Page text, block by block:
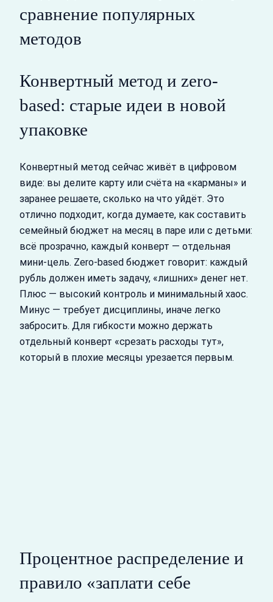
сравнение популярных
методов
Конвертный метод и zero-
based: старые идеи в новой
упаковке
Конвертный метод сейчас живёт в цифровом
виде: вы делите карту или счёта на «карманы» и
заранее решаете, сколько на что уйдёт. Это
отлично подходит, когда думаете, как составить
семейный бюджет на месяц в паре или с детьми:
всё прозрачно, каждый конверт — отдельная
мини-цель. Zero-based бюджет говорит: каждый
рубль должен иметь задачу, «лишних» денег нет.
Плюс — высокий контроль и минимальный хаос.
Минус — требует дисциплины, иначе легко
забросить. Для гибкости можно держать
отдельный конверт «срезать расходы тут»,
который в плохие месяцы урезается первым.
Процентное распределение и
правило «заплати себе